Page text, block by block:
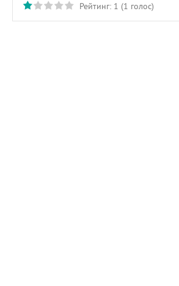
Рейтинг: 1 (1 голос)